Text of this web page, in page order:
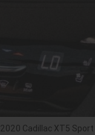
2020 Cadillac XT5 Sport